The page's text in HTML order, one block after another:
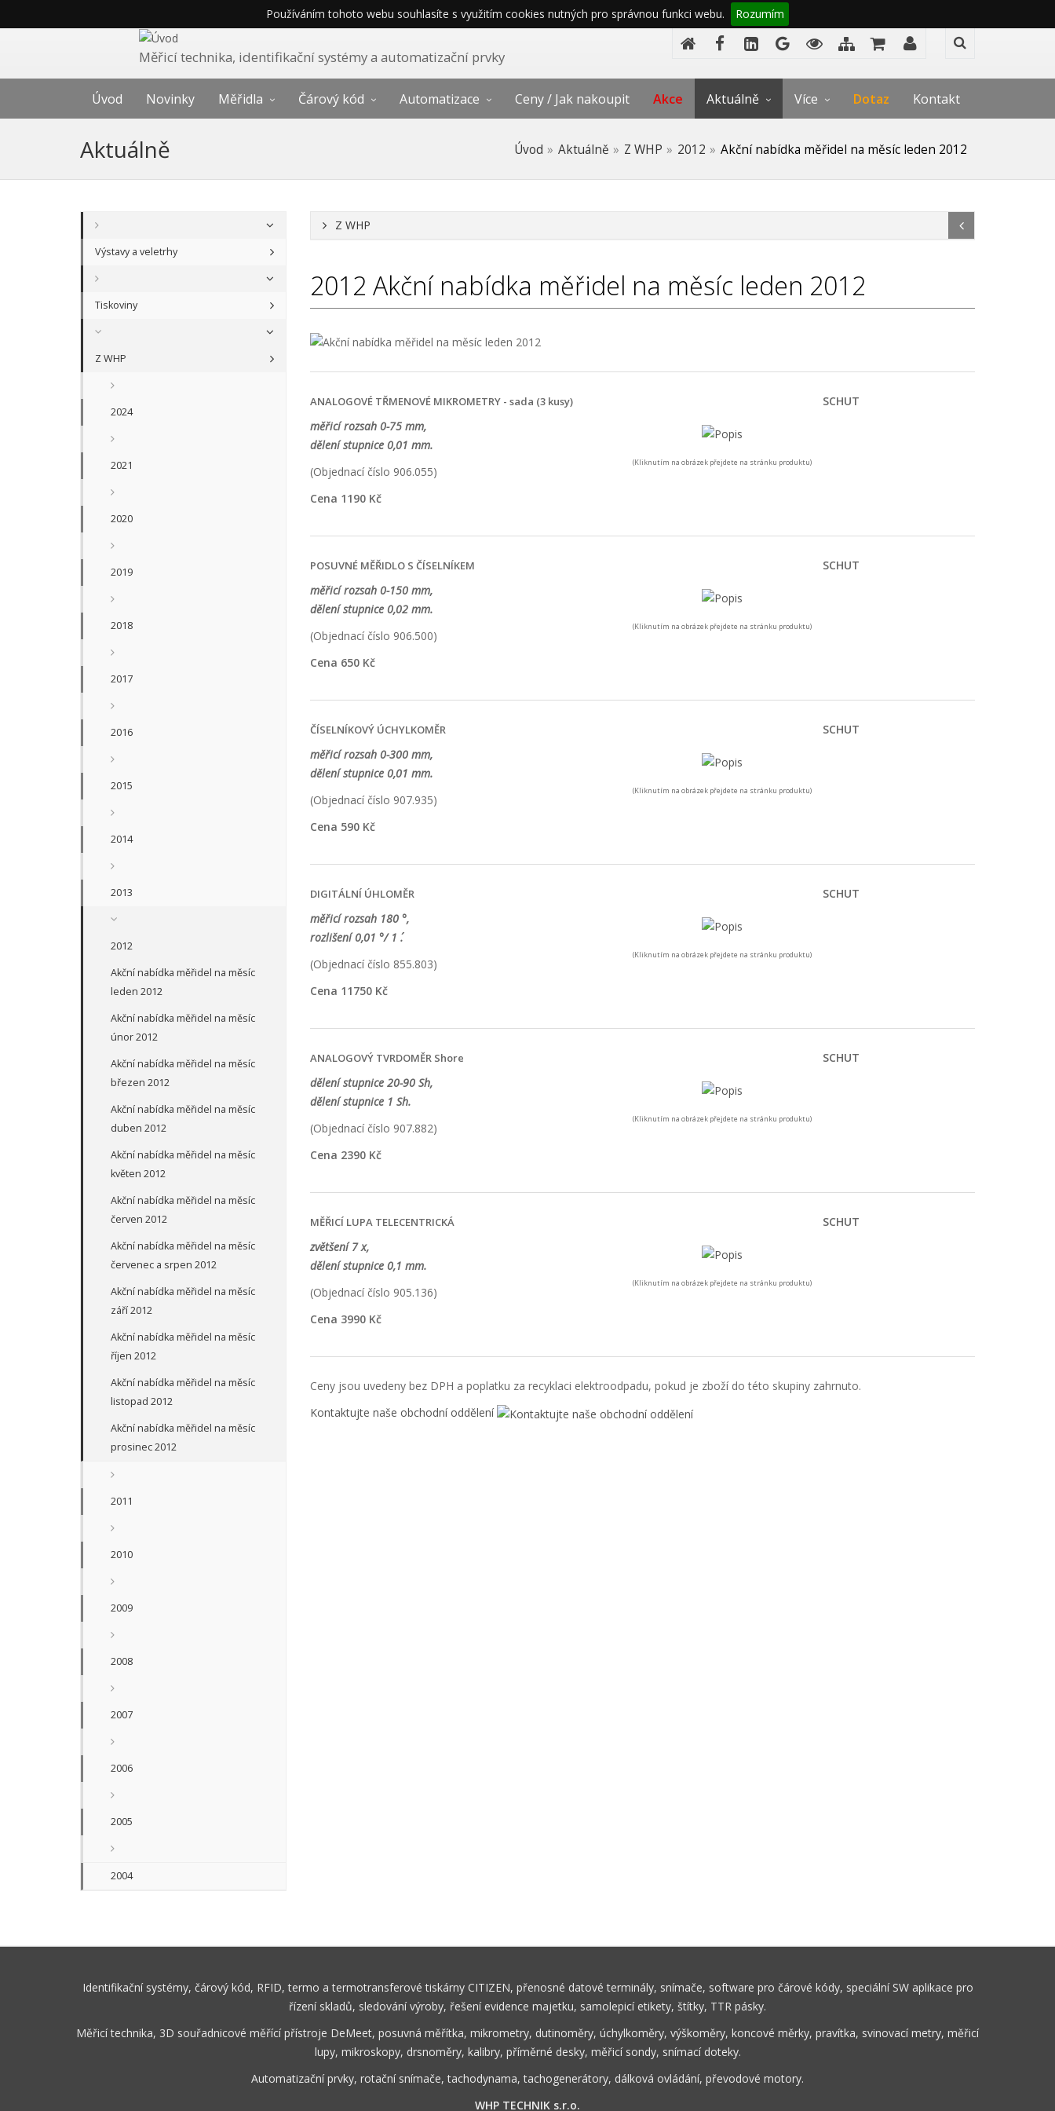
Používáním tohoto webu souhlasíte s využitím cookies nutných pro správnou funkci webu. Rozumím
Měřicí technika, identifikační systémy a automatizační prvky
Úvod Novinky Měřidla Čárový kód Automatizace Ceny / Jak nakoupit Akce Aktuálně Více Dotaz Kontakt
Aktuálně Úvod Aktuálně Z WHP 2012 Akční nabídka měřidel na měsíc leden 2012
Výstavy a veletrhy
Tiskoviny
Z WHP
2024
2021
2020
2019
2018
2017
2016
2015
2014
2013
2012
Akční nabídka měřidel na měsíc
leden 2012
Akční nabídka měřidel na měsíc
únor 2012
Akční nabídka měřidel na měsíc
březen 2012
Akční nabídka měřidel na měsíc
duben 2012
Akční nabídka měřidel na měsíc
květen 2012
Akční nabídka měřidel na měsíc
červen 2012
Akční nabídka měřidel na měsíc
červenec a srpen 2012
Akční nabídka měřidel na měsíc
září 2012
Akční nabídka měřidel na měsíc
říjen 2012
Akční nabídka měřidel na měsíc
listopad 2012
Akční nabídka měřidel na měsíc
prosinec 2012
2011
2010
2009
2008
2007
2006
2005
2004
Z WHP
2012 Akční nabídka měřidel na měsíc leden 2012
ANALOGOVÉ TŘMENOVÉ MIKROMETRY - sada (3 kusy)
SCHUT
měřicí rozsah 0-75 mm,
dělení stupnice 0,01 mm.
(Objednací číslo 906.055)
Cena 1190 Kč
(Kliknutím na obrázek přejdete na stránku produktu)
POSUVNÉ MĚŘIDLO S ČÍSELNÍKEM
SCHUT
měřicí rozsah 0-150 mm,
dělení stupnice 0,02 mm.
(Objednací číslo 906.500)
Cena 650 Kč
(Kliknutím na obrázek přejdete na stránku produktu)
ČÍSELNÍKOVÝ ÚCHYLKOMĚR
SCHUT
měřicí rozsah 0-300 mm,
dělení stupnice 0,01 mm.
(Objednací číslo 907.935)
Cena 590 Kč
(Kliknutím na obrázek přejdete na stránku produktu)
DIGITÁLNÍ ÚHLOMĚR
SCHUT
měřicí rozsah 180 °,
rozlišení 0,01 °/ 1 ´.
(Objednací číslo 855.803)
Cena 11750 Kč
(Kliknutím na obrázek přejdete na stránku produktu)
ANALOGOVÝ TVRDOMĚR Shore
SCHUT
dělení stupnice 20-90 Sh,
dělení stupnice 1 Sh.
(Objednací číslo 907.882)
Cena 2390 Kč
(Kliknutím na obrázek přejdete na stránku produktu)
MĚŘICÍ LUPA TELECENTRICKÁ
SCHUT
zvětšení 7 x,
dělení stupnice 0,1 mm.
(Objednací číslo 905.136)
Cena 3990 Kč
(Kliknutím na obrázek přejdete na stránku produktu)
Ceny jsou uvedeny bez DPH a poplatku za recyklaci elektroodpadu, pokud je zboží do této skupiny zahrnuto.
Kontaktujte naše obchodní oddělení
Identifikační systémy, čárový kód, RFID, termo a termotransferové tiskárny CITIZEN, přenosné datové terminály, snímače, software pro čárové kódy, speciální SW aplikace pro
řízení skladů, sledování výroby, řešení evidence majetku, samolepicí etikety, štítky, TTR pásky.
Měřicí technika, 3D souřadnicové měřící přístroje DeMeet, posuvná měřítka, mikrometry, dutinoměry, úchylkoměry, výškoměry, koncové měrky, pravítka, svinovací metry, měřicí
lupy, mikroskopy, drsnoměry, kalibry, příměrné desky, měřicí sondy, snímací doteky.
Automatizační prvky, rotační snímače, tachodynama, tachogenerátory, dálková ovládání, převodové motory.
WHP TECHNIK s.r.o.